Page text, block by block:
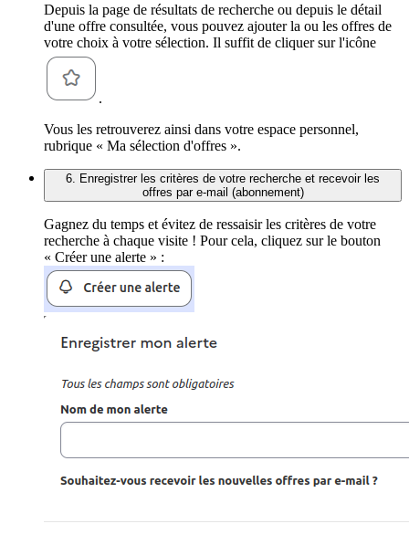
Depuis la page de résultats de recherche ou depuis le détail
d'une offre consultée, vous pouvez ajouter la ou les offres de
votre choix à votre sélection. Il suffit de cliquer sur l'icône
.
Vous les retrouverez ainsi dans votre espace personnel,
rubrique « Ma sélection d'offres ».
6. Enregistrer les critères de votre recherche et recevoir les
offres par e-mail (abonnement)
Gagnez du temps et évitez de ressaisir les critères de votre
recherche à chaque visite ! Pour cela, cliquez sur le bouton
« Créer une alerte » :